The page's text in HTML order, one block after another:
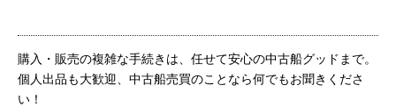
購入・販売の複雑な手続きは、任せて安心の中古船グッドまで。
個人出品も大歓迎、中古船売買のことなら何でもお聞きくださ
い！